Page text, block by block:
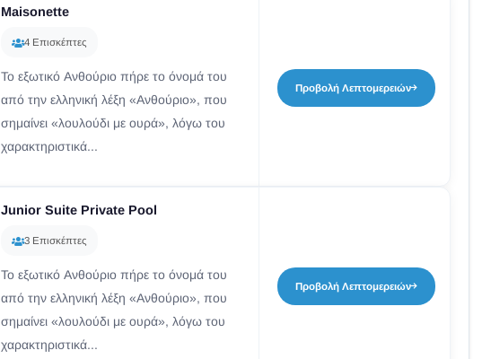
Maisonette
4 Επισκέπτες
Το εξωτικό Ανθούριο πήρε το όνομά του
από την ελληνική λέξη «Ανθούριο», που
σημαίνει «λουλούδι με ουρά», λόγω του
χαρακτηριστικά...
Προβολή Λεπτομερειών
Junior Suite Private Pool
3 Επισκέπτες
Το εξωτικό Ανθούριο πήρε το όνομά του
από την ελληνική λέξη «Ανθούριο», που
σημαίνει «λουλούδι με ουρά», λόγω του
χαρακτηριστικά...
Προβολή Λεπτομερειών